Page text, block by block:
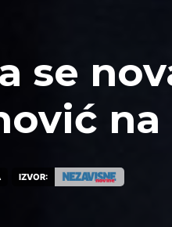
se
na
IZVOR: